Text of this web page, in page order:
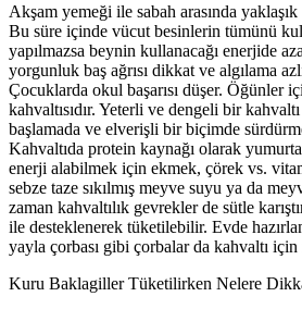
Akşam yemeği ile sabah arasında
Bu süre içinde vücut besinlerin tümünü
yapılmazsa beynin kullanacağı enerjide
yorgunluk baş ağrısı dikkat ve algılama
Çocuklarda okul başarısı düşer. Öğünler
kahvaltısıdır. Yeterli ve dengeli bir
başlamada ve elverişli bir biçimde
Kahvaltıda protein kaynağı olarak
enerji alabilmek için ekmek, çörek vs.
sebze taze sıkılmış meyve suyu ya da
zaman kahvaltılık gevrekler de sütle
ile desteklenerek tüketilebilir. Evde
yayla çorbası gibi çorbalar da kahvaltı
Kuru Baklagiller Tüketilirken Nelere